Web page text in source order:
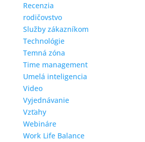
Recenzia
rodičovstvo
Služby zákazníkom
Technológie
Temná zóna
Time management
Umelá inteligencia
Video
Vyjednávanie
Vzťahy
Webináre
Work Life Balance